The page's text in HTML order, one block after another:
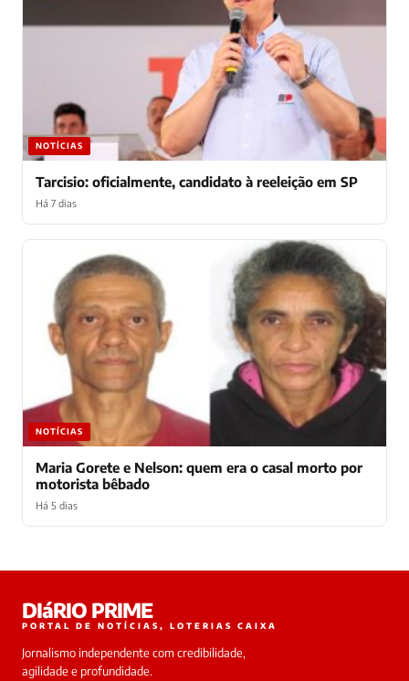
NOTÍCIAS
Tarcisio: oficialmente, candidato à reeleição em SP
Há 7 dias
NOTÍCIAS
Maria Gorete e Nelson: quem era o casal morto por
motorista bêbado
Há 5 dias
online
DIáRIO PRIME
PORTAL DE NOTÍCIAS, LOTERIAS CAIXA
Jornalismo independente com credibilidade,
agilidade e profundidade.